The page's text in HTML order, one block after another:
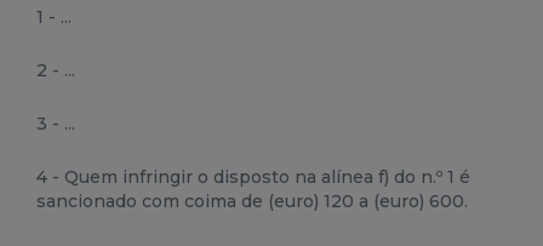
1 - ...
2 - ...
3 - ...
4 - Quem infringir o disposto na alínea f) do n.º 1 é
sancionado com coima de (euro) 120 a (euro) 600.